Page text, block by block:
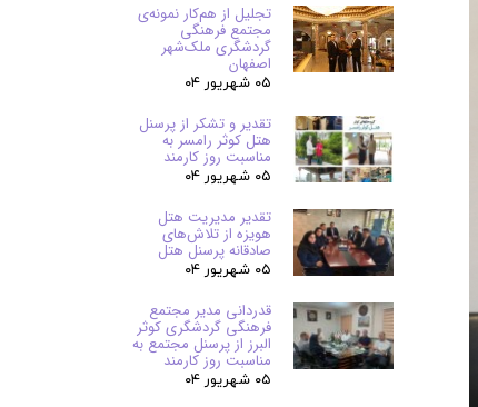
تجلیل از هم‌کار نمونه‌ی
مجتمع فرهنگی
گردشگری ملک‌شهر
اصفهان
۰۵ شهریور ۰۴
تقدیر و تشکر از پرسنل
هتل کوثر رامسر به
مناسبت روز کارمند
۰۵ شهریور ۰۴
تقدیر مدیریت هتل
هویزه از تلاش‌های
صادقانه پرسنل هتل
۰۵ شهریور ۰۴
قدردانی مدیر مجتمع
فرهنگی گردشگری کوثر
البرز از پرسنل مجتمع به
مناسبت روز کارمند
۰۵ شهریور ۰۴